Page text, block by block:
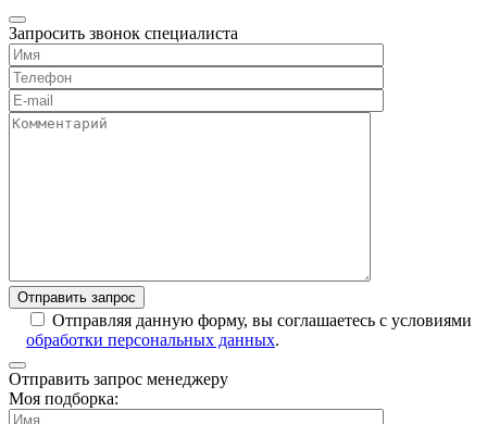
Запросить звонок специалиста
Отправляя данную форму, вы соглашаетесь с условиями
обработки персональных данных.
Отправить запрос менеджеру
Моя подборка: